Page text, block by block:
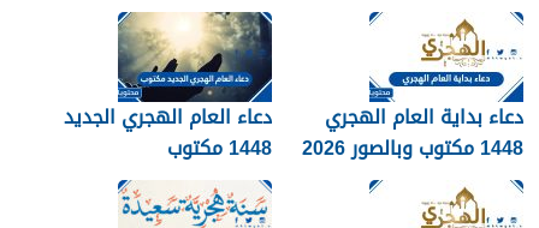
دعاء بداية العام الهجري
1448 مكتوب وبالصور 2026
دعاء العام الهجري الجديد
1448 مكتوب